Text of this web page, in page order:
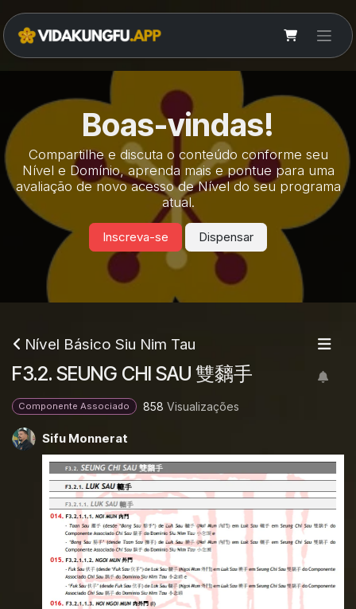
Boas-vindas!
Compartilhe e discuta o conteúdo conforme seu
Nível e Domínio, aprenda mais e pontue para uma
avaliação de novo acesso de Nível do seu programa
atual.
Inscreva-se Dispensar
Nível Básico Siu Nim Tau
F3.2. SEUNG CHI SAU 雙黐手
Componente Associado 858 Visualizações
Sifu Monnerat